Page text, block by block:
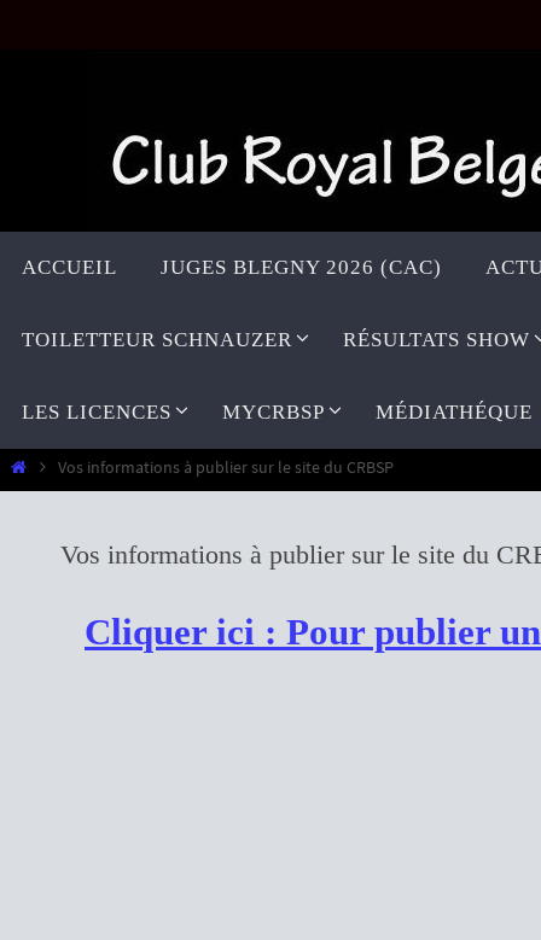
Passer
versACCUEIL JUGES BLEGNY 2026 (CAC)
TOILETTEUR SCHNAUZER RÉSULTATS SHOW
LES LICENCES MYCRBSP MÉDIATHÉQUE
HomeVos informations à publier sur le site du CRBSP
Vos informations à publier sur le site du
Cliquer ici : Pour publier